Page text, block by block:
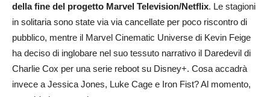
della fine del progetto Marvel Television/Netflix. Le stagioni
in solitaria sono state via via cancellate per poco riscontro di
pubblico, mentre il Marvel Cinematic Universe di Kevin Feige
ha deciso di inglobare nel suo tessuto narrativo il Daredevil di
Charlie Cox per una serie reboot su Disney+. Cosa accadrà
invece a Jessica Jones, Luke Cage e Iron Fist? Al momento,